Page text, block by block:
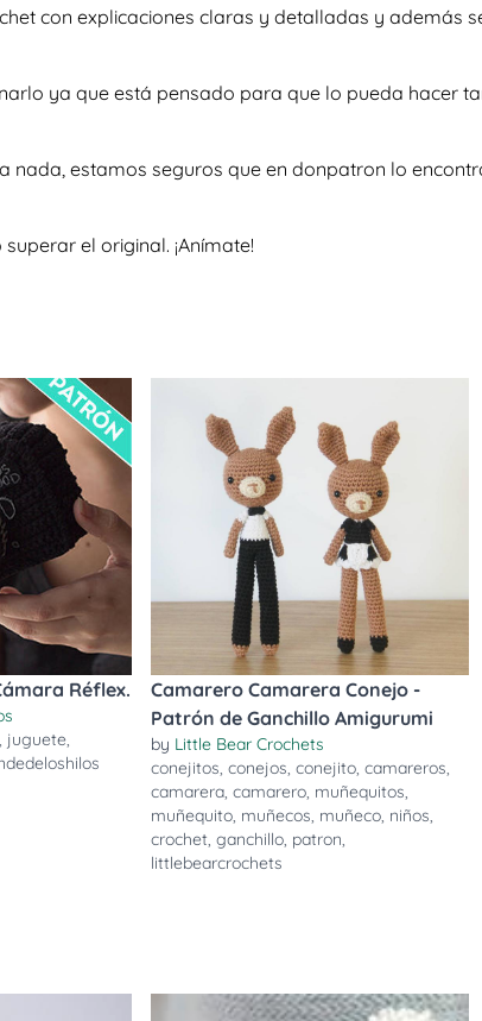
con explicaciones claras y detalladas y además
ya que está pensado para que lo pueda hacer
estamos seguros que en donpatron lo
el original. ¡Anímate!
Réflex.
, juguete,
Camarero Camarera Conejo -
Patrón de Ganchillo Amigurumi
by Little Bear Crochets
conejitos, conejos, conejito, camareros,
camarera, camarero, muñequitos,
muñequito, muñecos, muñeco, niños,
crochet, ganchillo, patron,
littlebearcrochets